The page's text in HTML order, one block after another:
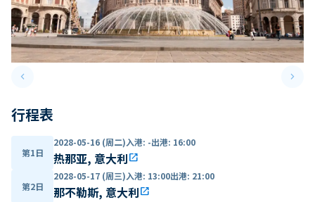
keyboard_arrow_leftPrevious slide keyboard_arrow_right
行程表
第1日
2028-05-16 (周二)入港: -出港: 16:00
热那亚, 意大利open_in_new
第2日
2028-05-17 (周三)入港: 13:00出港: 21:00
那不勒斯, 意大利open_in_new